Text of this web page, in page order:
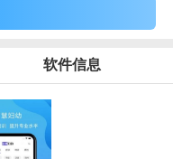
软件信息